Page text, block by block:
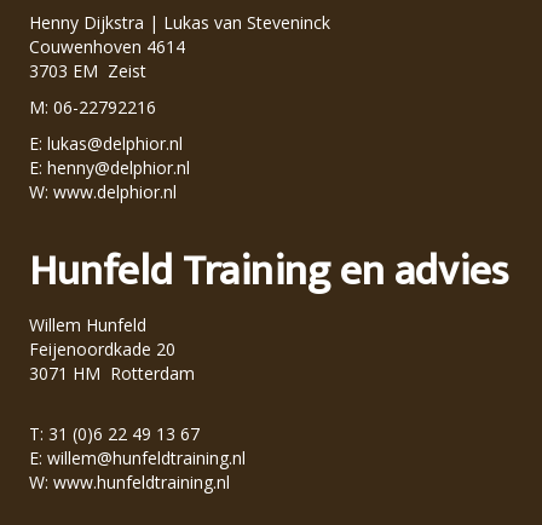
Henny Dijkstra | Lukas van Steveninck
Couwenhoven 4614
3703 EM Zeist
M: 06-22792216
E: lukas@delphior.nl
E: henny@delphior.nl
W: www.delphior.nl
Hunfeld Training en advies
Willem Hunfeld
Feijenoordkade 20
3071 HM Rotterdam
T: 31 (0)6 22 49 13 67
E: willem@hunfeldtraining.nl
W: www.hunfeldtraining.nl